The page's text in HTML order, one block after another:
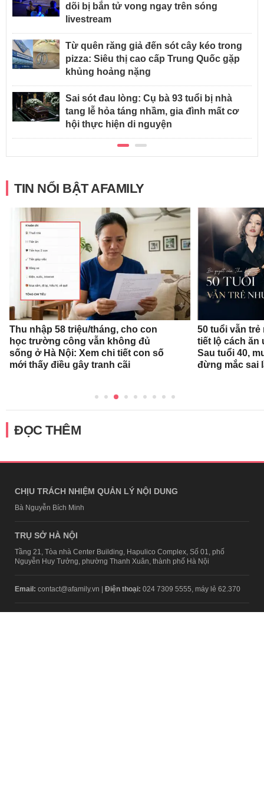
dõi bị bắn tử vong ngay trên sóng
livestream
Từ quên răng giả đến sót cây kéo trong
pizza: Siêu thị cao cấp Trung Quốc gặp
khủng hoảng nặng
Sai sót đau lòng: Cụ bà 93 tuổi bị nhà
tang lễ hỏa táng nhầm, gia đình mất cơ
hội thực hiện di nguyện
TIN NỔI BẬT AFAMILY
Thu nhập 58 triệu/tháng, cho con
học trường công vẫn không đủ
sống ở Hà Nội: Xem chi tiết con số
mới thấy điều gây tranh cãi
50 tuổi vẫn
tiết lộ cách ăn
Sau tuổi 40,
đừng mắc sai
ĐỌC THÊM
CHỊU TRÁCH NHIỆM QUẢN LÝ NỘI DUNG
Bà Nguyễn Bích Minh
TRỤ SỞ HÀ NỘI
Tầng 21, Tòa nhà Center Building, Hapulico Complex, Số 01, phố
Nguyễn Huy Tưởng, phường Thanh Xuân, thành phố Hà Nội
Email: contact@afamily.vn | Điện thoại: 024 7309 5555, máy lẻ 62.370